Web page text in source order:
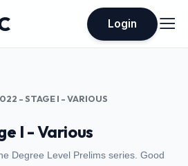
Login
- STAGE I - VARIOUS
I - Various
Degree Level Prelims series. Good